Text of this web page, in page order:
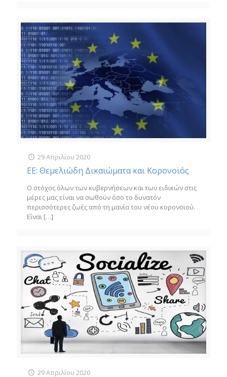
29 Απριλίου 2020
ΕΕ: Θεμελιώδη Δικαιώματα και Κορονοϊός
Ο στόχος όλων των κυβερνήσεων και των ειδικών στις
μέρες μας είναι να σωθούν όσο το δυνατόν
περισσότερες ζωές από τη μανία του νέου κορονοϊού.
Είναι […]
29 Απριλίου 2020